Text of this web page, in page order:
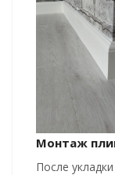
Монтаж
После